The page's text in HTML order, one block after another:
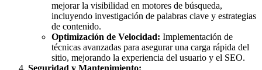
mejorar la visibilidad en motores de búsqueda,
incluyendo investigación de palabras clave y estrategias
de contenido.
Optimización de Velocidad: Implementación de
técnicas avanzadas para asegurar una carga rápida del
sitio, mejorando la experiencia del usuario y el SEO.